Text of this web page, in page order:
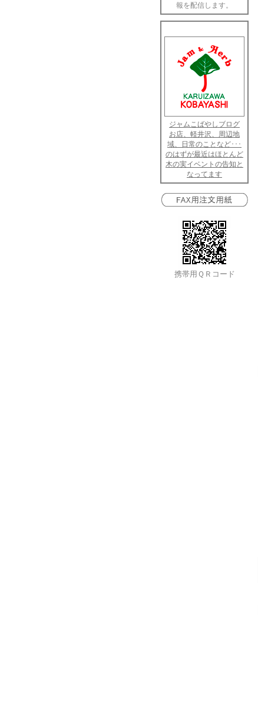
報を配信します。
ジャムこばやしブログ
お店、軽井沢、周辺地
域、日常のことなど･･･
のはずが最近はほとんど
木の実イベントの告知と
なってます
携帯用ＱＲコード